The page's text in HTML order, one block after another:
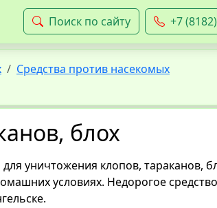
Поиск по сайту +7
Средства против насекомых
блох
для уничтожения клопов, тараканов,
условиях. Недорогое